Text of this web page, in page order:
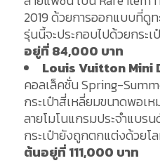
2019 ด้วยการออกแบบที่ดู
รุ่นนี้จะประกอบไปด้วยกระ
อยู่ที่84,000 บาท
Louis Vuitton Mini
คอลเล็คชั่น Spring-
กระเป๋าสี่เหลี่ยมขนาดพอเ
ลายโมโนแกรมประจำแบร
กระเป๋ายังถูกตกแต่งด้วยโ
ต้นอยู่ที่ 111,000 บาท